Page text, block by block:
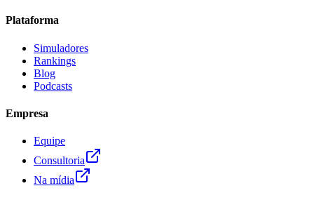
Plataforma
Simuladores
Rankings
Blog
Podcasts
Empresa
Equipe
Consultoria
Na mídia